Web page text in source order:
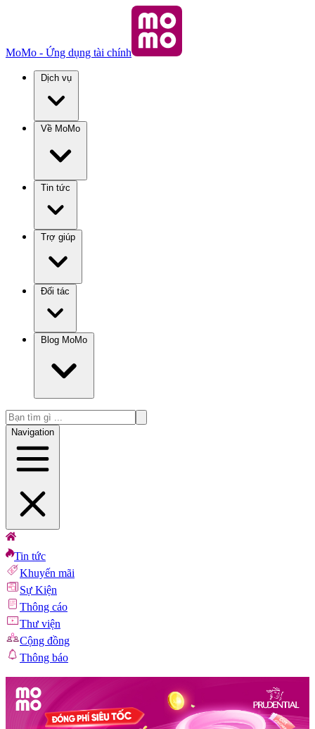
MoMo - Ứng dụng tài chính
Dịch vụ
Về MoMo
Tin tức
Trợ giúp
Đối tác
Blog MoMo
Navigation
Tin tức
Khuyến mãi
Sự Kiện
Thông cáo
Thư viện
Cộng đồng
Thông báo